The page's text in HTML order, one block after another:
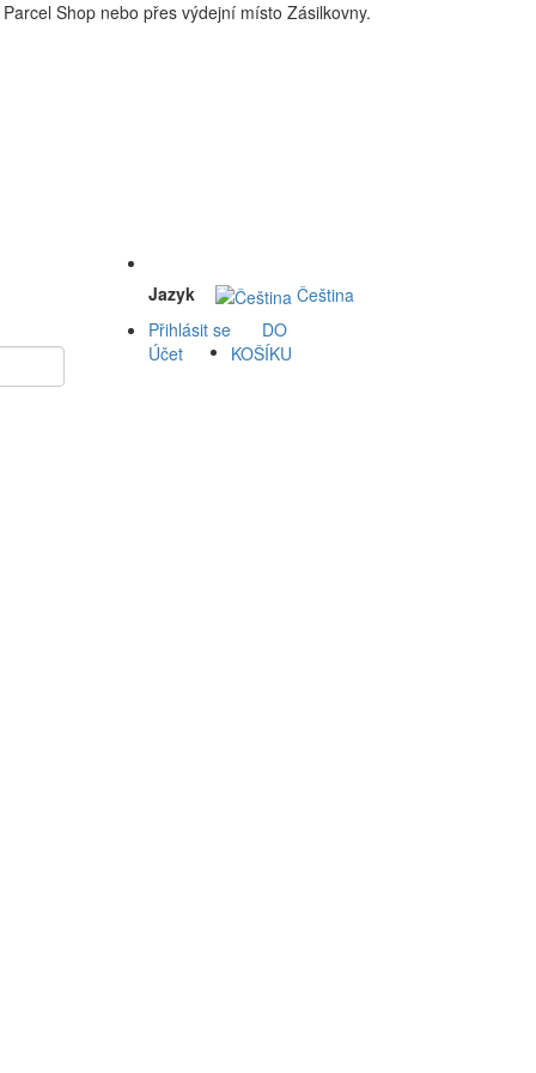
doprava zdarma. Nakupdomu.cz
Shop nebo přes výdejní místo Zásilkovny.
Jazyk
Čeština
Přihlásit se
Účet
DO
KOŠÍKU